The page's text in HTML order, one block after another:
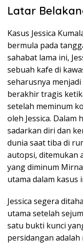
Latar
Kasus Jessica
bermula pada
sahabat lama ini,
sebuah kafe di
seharusnya
berakhir tragis
setelah meminum
oleh Jessica.
sadarkan diri dan
dunia saat tiba di
autopsi, ditemukan
yang diminum
utama dalam kasus
Jessica segera
utama setelah
satu bukti kunci
persidangan adalah